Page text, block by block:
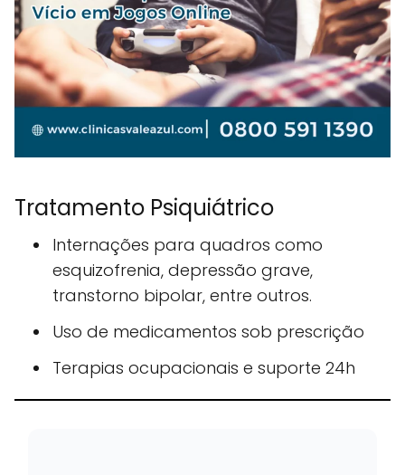
Tratamento Psiquiátrico
Internações para quadros como
esquizofrenia, depressão grave,
transtorno bipolar, entre outros.
Uso de medicamentos sob prescrição
Terapias ocupacionais e suporte 24h